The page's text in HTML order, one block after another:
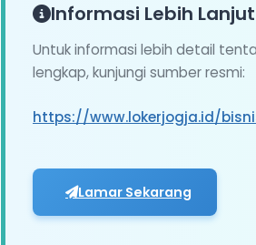
Informasi Lebih Lanjut
Untuk informasi lebih detail
lengkap, kunjungi sumber resmi:
https://www.lokerjogja.id/
Lamar Sekarang